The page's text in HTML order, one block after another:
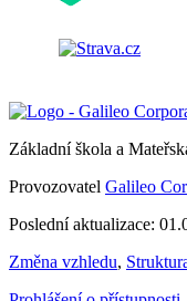
Základní škola a
Provozovatel Galileo
Poslední aktualizace:
Změna vzhledu,